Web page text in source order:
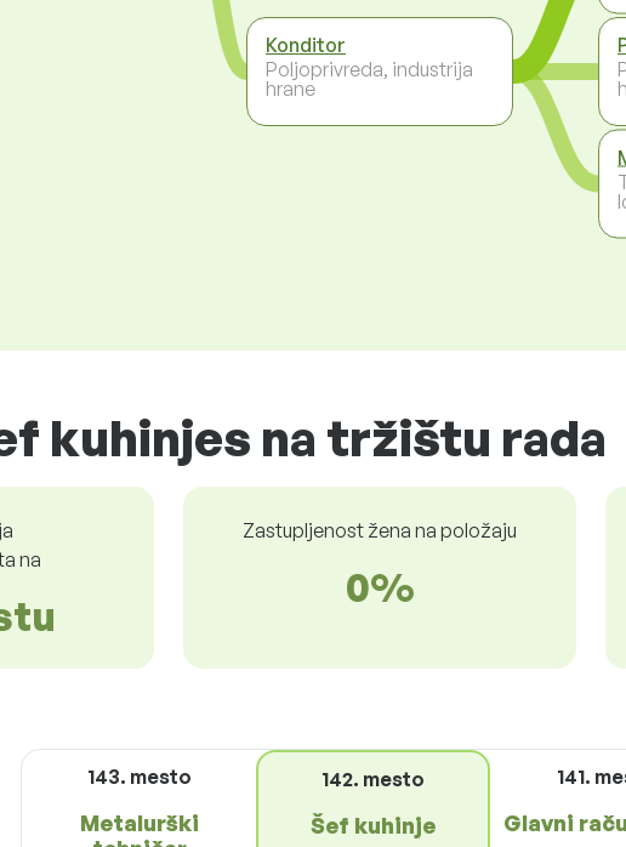
Konditor
Poljoprivreda, industrija
hrane
kuhinjes na tržištu rada
na
Zastupljenost žena na položaju
0%
143. mesto
Metalurški
142. mesto
Šef kuhinje
141.
Glavni